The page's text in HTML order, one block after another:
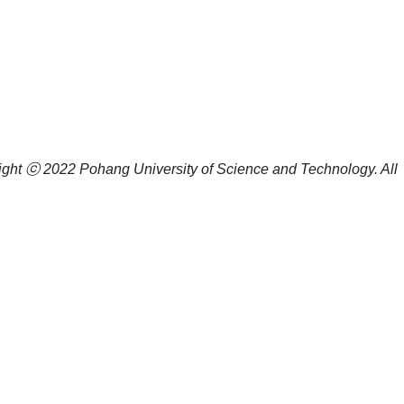
ⓒ 2022 Pohang University of Science and Technology. All